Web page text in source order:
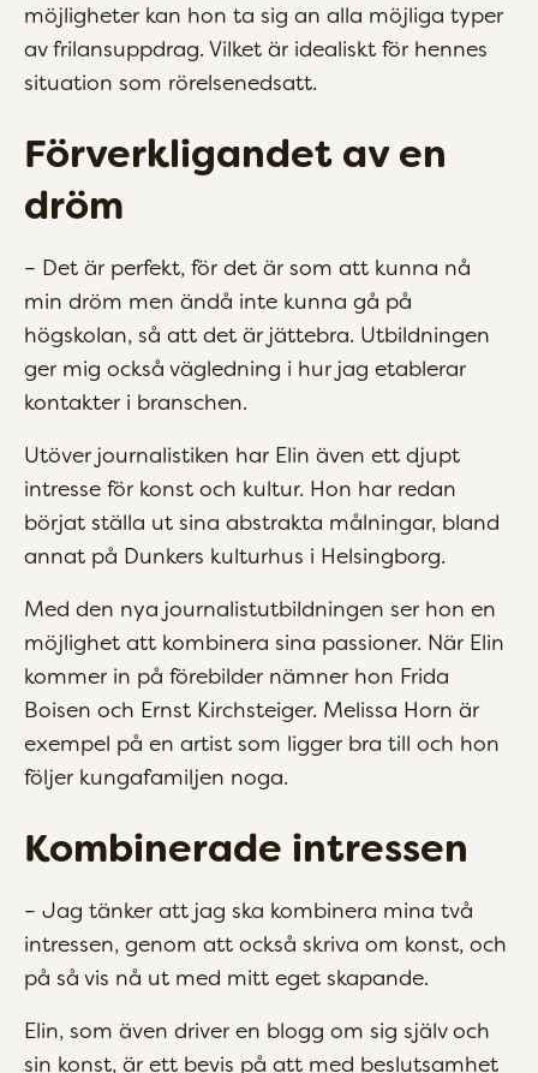
möjligheter kan hon ta sig an alla möjliga typer
av frilansuppdrag. Vilket är idealiskt för hennes
situation som rörelsenedsatt.
Förverkligandet av en
dröm
– Det är perfekt, för det är som att kunna nå
min dröm men ändå inte kunna gå på
högskolan, så att det är jättebra. Utbildningen
ger mig också vägledning i hur jag etablerar
kontakter i branschen.
Utöver journalistiken har Elin även ett djupt
intresse för konst och kultur. Hon har redan
börjat ställa ut sina abstrakta målningar, bland
annat på Dunkers kulturhus i Helsingborg.
Med den nya journalistutbildningen ser hon en
möjlighet att kombinera sina passioner. När Elin
kommer in på förebilder nämner hon Frida
Boisen och Ernst Kirchsteiger. Melissa Horn är
exempel på en artist som ligger bra till och hon
följer kungafamiljen noga.
Kombinerade intressen
– Jag tänker att jag ska kombinera mina två
intressen, genom att också skriva om konst, och
på så vis nå ut med mitt eget skapande.
Elin, som även driver en blogg om sig själv och
sin konst, är ett bevis på att med beslutsamhet